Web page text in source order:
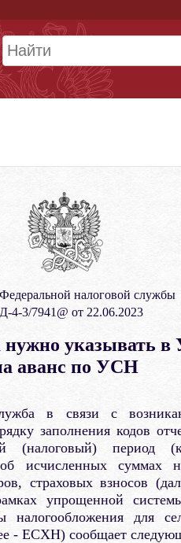
налоговой службы
4-3/7941@ от 22.06.2023
нужно указывать в
аванс по УСН
в связи с
заполнения кодов
(налоговый) период
исчисленных суммах
страховых взносов
упрощенной
для
- ЕСХН) сообщает